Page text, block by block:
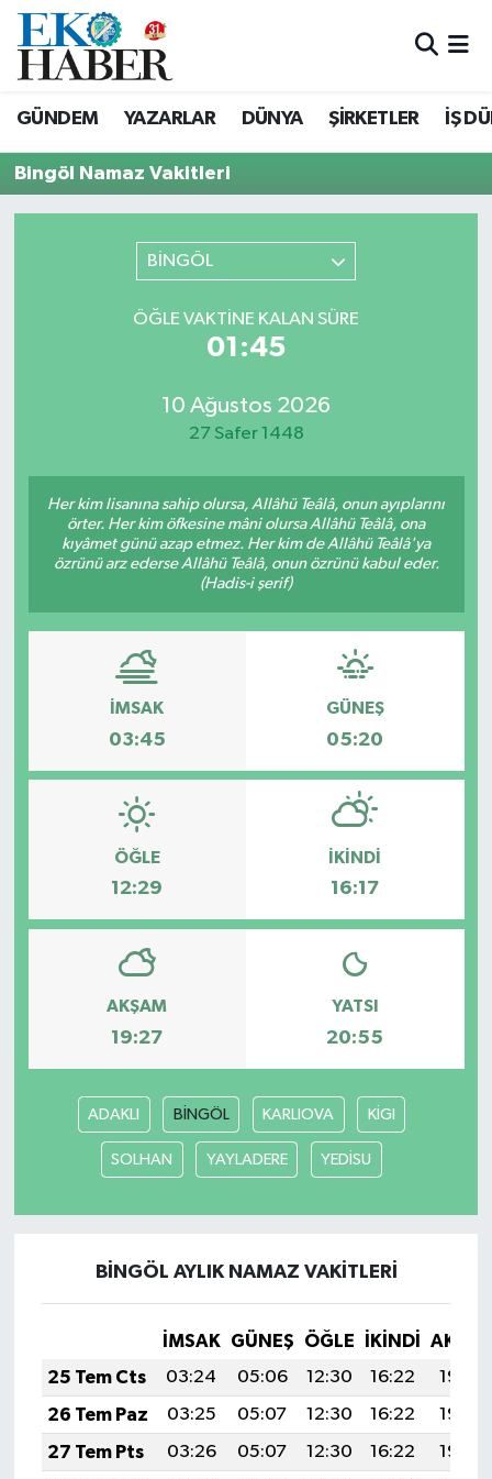
GÜNDEM YAZARLAR DÜNYA ŞİRKETLER İŞ
Bingöl Namaz Vakitleri
BİNGÖL
ÖĞLE VAKTINE KALAN SÜRE
01:45
10 Ağustos 2026
27 Safer 1448
Her kim lisanına sahip olursa, Allâhü Teâlâ, onun ayıplarını
örter. Her kim öfkesine mâni olursa Allâhü Teâlâ, ona
kıyâmet günü azap etmez. Her kim de Allâhü Teâlâ'ya
özrünü arz ederse Allâhü Teâlâ, onun özrünü kabul eder.
(Hadis-i şerif)
İMSAK
03:45
GÜNEŞ
05:20
ÖĞLE
12:29
İKINDI
16:17
AKŞAM
19:27
YATSI
20:55
ADAKLI BİNGÖL KARLIOVA KİGI
SOLHAN YAYLADERE YEDİSU
BİNGÖL AYLIK NAMAZ VAKITLERI
İMSAK GÜNEŞ ÖĞLE İKINDI
25 Tem Cts
03:24 05:06 12:30 16:22
19:43
26 Tem Paz
03:25 05:07 12:30 16:22
19:43
27 Tem Pts
03:26 05:07 12:30 16:22
19:42
Hava Durumu
Süper Lig Puan Durumu ve Fikstür
Tüm Manşetler
Son Dakika Haberleri